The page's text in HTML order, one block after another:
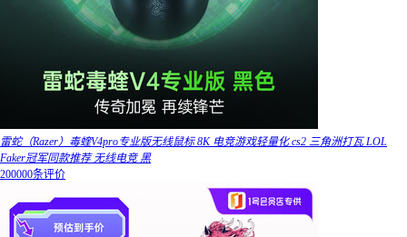
雷蛇（Razer）毒蝰V4pro专业版无线鼠标 8K 电竞游戏轻量化 cs2 三角洲打瓦 LOL
Faker冠军同款推荐 无线电竞 黑
200000条评价